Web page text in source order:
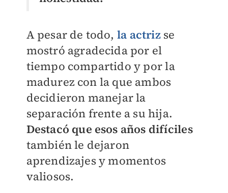
A pesar de todo, la actrizse
mostró agradecida por el
tiempo compartido y por la
madurez con la que ambos
decidieron manejar la
separación frente a su hija.
Destacó que esos años difíciles
también le dejaron
aprendizajes y momentos
valiosos.